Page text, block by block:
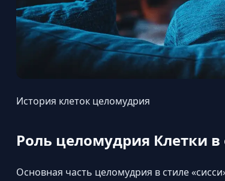
История клеток целомудрия
Роль целомудрия Клетки
Основная часть целомудрия в стиле